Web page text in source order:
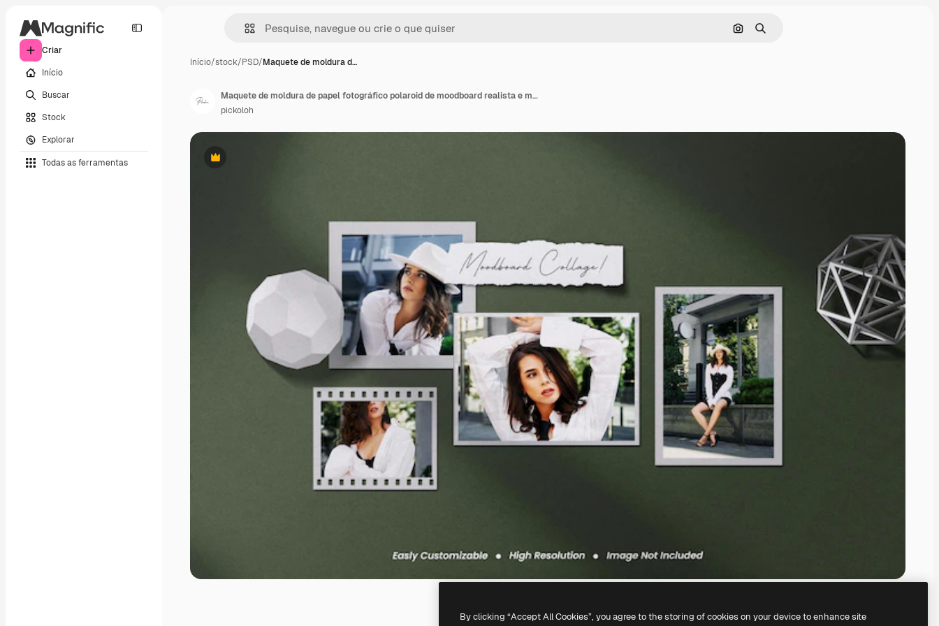
Criar
Início
Buscar
Stock
Explorar
Todas as ferramentas
Pesquisar por imagem
Buscar
Início/stock/PSD/Maquete de moldura d…
Premium
Maquete de moldura de papel fotográfico polaroid de moodboard realista e minimalista com sobreposição de sombra
pickoloh
By clicking “Accept All Cookies”, you agree to the storing of cookies on your device to enhance site